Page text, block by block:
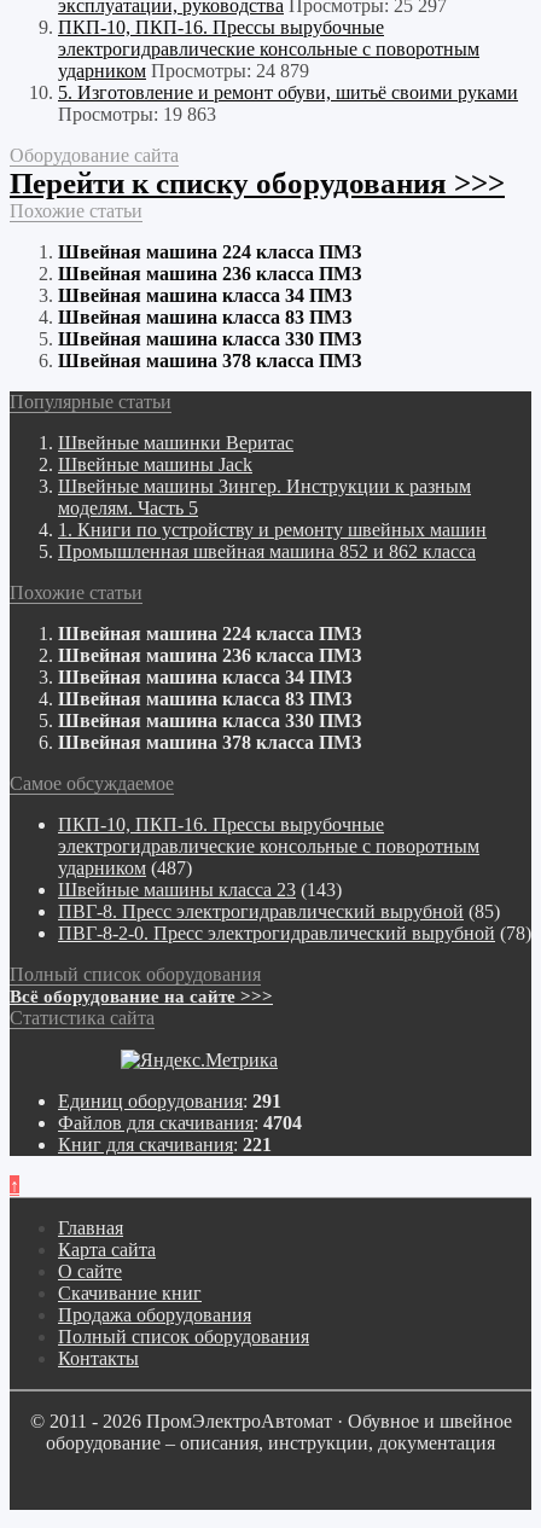
эксплуатации, руководства
Просмотры: 25 297
ПКП-10, ПКП-16. Прессы вырубочные
электрогидравлические консольные с поворотным
ударником Просмотры: 24 879
5. Изготовление и ремонт обуви, шитьё своими руками
Просмотры: 19 863
Оборудование сайта
Перейти к списку оборудования >>>
Похожие статьи
Швейная машина 224 класса ПМЗ
Швейная машина 236 класса ПМЗ
Швейная машина класса 34 ПМЗ
Швейная машина класса 83 ПМЗ
Швейная машина класса 330 ПМЗ
Швейная машина 378 класса ПМЗ
Популярные статьи
Швейные машинки Веритас
Швейные машины Jack
Швейные машины Зингер. Инструкции к разным
моделям. Часть 5
1. Книги по устройству и ремонту швейных машин
Промышленная швейная машина 852 и 862 класса
Похожие статьи
Швейная машина 224 класса ПМЗ
Швейная машина 236 класса ПМЗ
Швейная машина класса 34 ПМЗ
Швейная машина класса 83 ПМЗ
Швейная машина класса 330 ПМЗ
Швейная машина 378 класса ПМЗ
Самое обсуждаемое
ПКП-10, ПКП-16. Прессы вырубочные
электрогидравлические консольные с поворотным
ударником (487)
Швейные машины класса 23 (143)
ПВГ-8. Пресс электрогидравлический вырубной (85)
ПВГ-8-2-0. Пресс электрогидравлический вырубной (78)
Полный список оборудования
Всё оборудование на сайте >>>
Статистика сайта
Единиц оборудования: 291
Файлов для скачивания: 4704
Книг для скачивания: 221
↑
Главная
Карта сайта
О сайте
Скачивание книг
Продажа оборудования
Полный список оборудования
Контакты
© 2011 - 2026 ПромЭлектроАвтомат · Обувное и швейное
оборудование – описания, инструкции, документация